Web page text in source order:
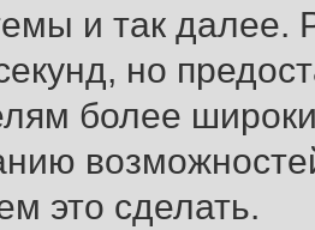
и так далее.
но
более
это сделать.